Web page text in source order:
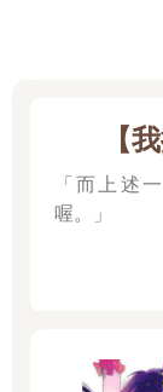
【
「而上述
喔。」